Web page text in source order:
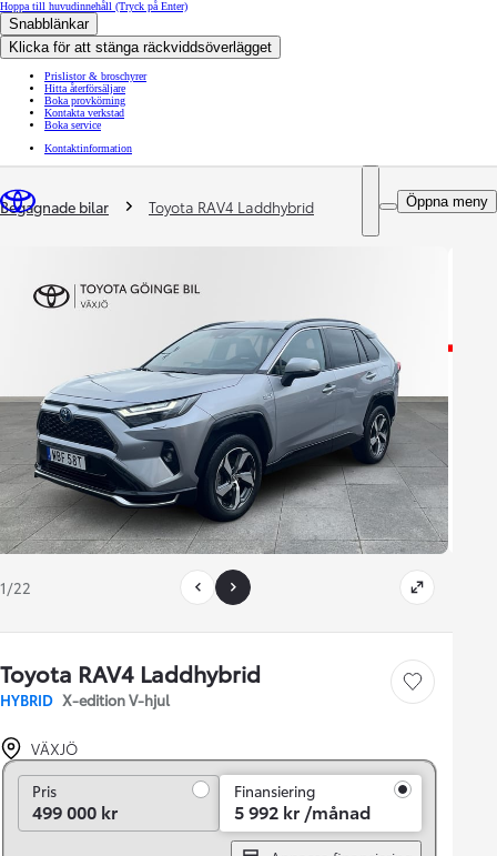
Hoppa till huvudinnehåll (Tryck på Enter)
Snabblänkar
Klicka för att stänga räckviddsöverlägget
Prislistor & broschyrer
Hitta återförsäljare
Boka provkörning
Kontakta verkstad
Boka service
Kontaktinformation
Öppna meny
You are here
Begagnade bilar Toyota RAV4 Laddhybrid
1/22
Toyota RAV4 Laddhybrid
HYBRID X-edition V-hjul
Save car
VÄXJÖ
PrisPris
499 000 kr
Finansiering
5 992 kr /månad